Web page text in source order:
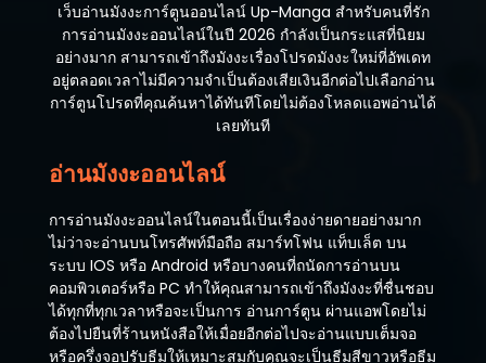
เว็บอ่านมังงะการ์ตูนออนไลน์ Up-Manga สำหรับคนที่รัก
การอ่านมังงะออนไลน์ในปี 2026 กำลังเป็นกระแสที่นิยม
อย่างมาก สามารถเข้าถึงมังงะเรื่องโปรดมังงะใหม่ที่อัพเดท
อยู่ตลอดเวลาไม่มีความจำเป็นต้องเสียเงินอีกต่อไปเลือกอ่าน
การ์ตูนโปรดที่คุณค้นหาได้ทันทีโดยไม่ต้องโหลดแอพอ่านได้
เลยทันที
อ่านมังงะออนไลน์
การอ่านมังงะออนไลน์ในตอนนี้เป็นเรื่องง่ายดายอย่างมาก
ไม่ว่าจะอ่านบนโทรศัพท์มือถือ สมาร์ทโฟน แท็บเล็ต บน
ระบบ IOS หรือ Android หรือบางคนที่ถนัดการอ่านบน
คอมพิวเตอร์หรือ PC ทำให้คุณสามารถเข้าถึงมังงะที่ชื่นชอบ
ได้ทุกที่ทุกเวลาหรือจะเป็นการ อ่านการ์ตูน ผ่านแอพโดยไม่
ต้องไปยืนที่ร้านหนังสือให้เมื่อยอีกต่อไปจะอ่านแบบเต็มจอ
หรือครึ่งจอปรับธีมให้เหมาะสมกับคุณจะเป็นธีมสีขาวหรือธีม